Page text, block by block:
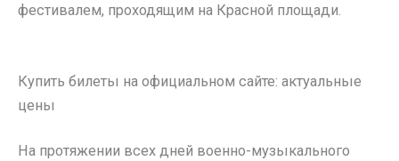
фестивалем, проходящим на Красной площади.
Купить билеты на официальном сайте: актуальные
цены
На протяжении всех дней военно-музыкального